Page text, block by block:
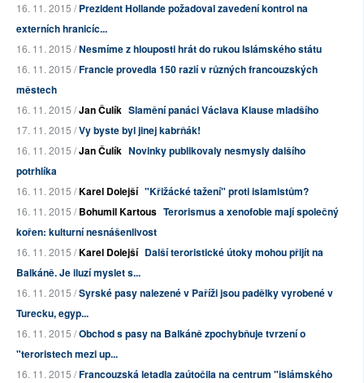
16. 11. 2015 /Prezident Hollande požadoval zavedení kontrol na
externích hranicíc...
16. 11. 2015 /Nesmíme z hlouposti hrát do rukou Islámského státu
16. 11. 2015 /Francie provedla 150 razií v různých francouzských
městech
16. 11. 2015 /Jan Čulík Slamění panáci Václava Klause mladšího
17. 11. 2015 /Vy byste byl jinej kabrňák!
16. 11. 2015 /Jan Čulík Novinky publikovaly nesmysly dalšího
potrhlíka
16. 11. 2015 /Karel Dolejší "Křižácké tažení" proti islamistům?
16. 11. 2015 /Bohumil Kartous Terorismus a xenofobie mají společný
kořen: kulturní nesnášenlivost
16. 11. 2015 /Karel Dolejší Další teroristické útoky mohou přijít na
Balkáně. Je iluzí myslet s...
16. 11. 2015 /Syrské pasy nalezené v Paříži jsou padělky vyrobené v
Turecku, egyp...
16. 11. 2015 /Obchod s pasy na Balkáně zpochybňuje tvrzení o
"teroristech mezi up...
16. 11. 2015 /Francouzská letadla zaútočila na centrum "islámského